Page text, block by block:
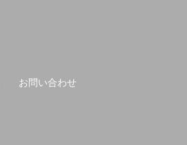
お問い合わせ